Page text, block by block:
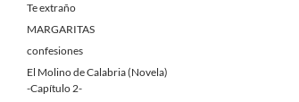
Te extraño
MARGARITAS
confesiones
El Molino de Calabria (Novela)
-Capítulo 2-